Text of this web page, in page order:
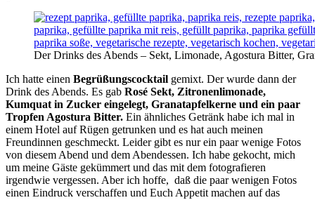
Der Drinks des Abends – Sekt, Limonade, Agostura Bitter,
Ich hatte einen Begrüßungscocktail gemixt. Der wurde dann der
Drink des Abends. Es gab Rosé Sekt, Zitronenlimonade,
Kumquat in Zucker eingelegt, Granatapfelkerne und ein paar
Tropfen Agostura Bitter. Ein ähnliches Getränk habe ich mal in
einem Hotel auf Rügen getrunken und es hat auch meinen
Freundinnen geschmeckt. Leider gibt es nur ein paar wenige Fotos
von diesem Abend und dem Abendessen. Ich habe gekocht, mich
um meine Gäste gekümmert und das mit dem fotografieren
irgendwie vergessen. Aber ich hoffe, daß die paar wenigen Fotos
einen Eindruck verschaffen und Euch Appetit machen auf das